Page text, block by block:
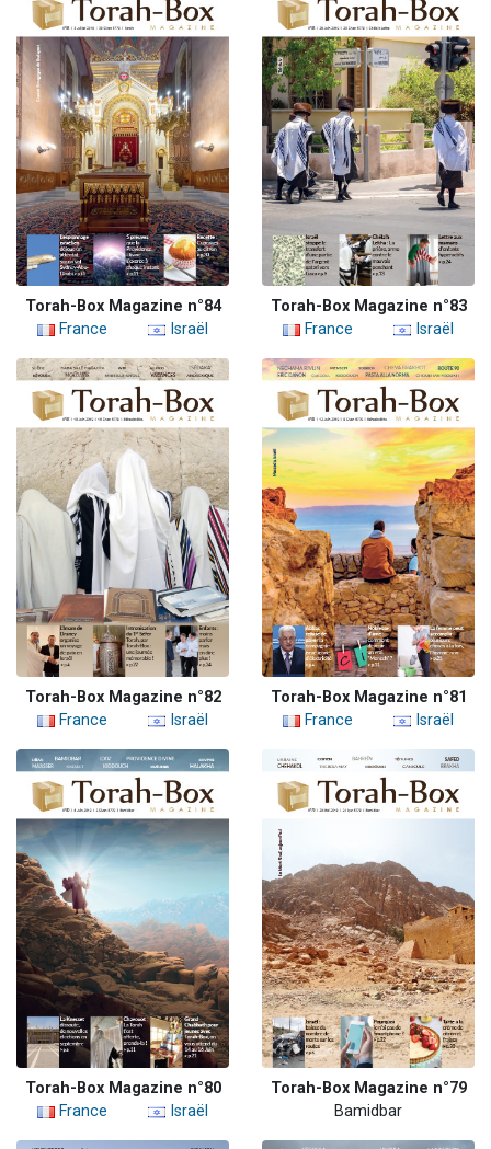
Torah-Box Magazine n°84
France
Israël
Torah-Box Magazine n°83
France
Israël
Torah-Box Magazine n°82
France
Israël
Torah-Box Magazine n°81
France
Israël
Torah-Box Magazine n°80
France
Israël
Torah-Box Magazine n°79
Bamidbar